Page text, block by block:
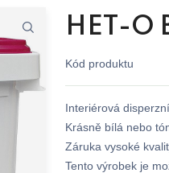
HET-O
Kód produktu
Interiérová
Krásně bílá nebo
Záruka vysoké
Tento výrobek je